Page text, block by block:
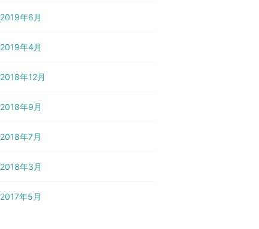
2019年6月
2019年4月
2018年12月
2018年9月
2018年7月
2018年3月
2017年5月